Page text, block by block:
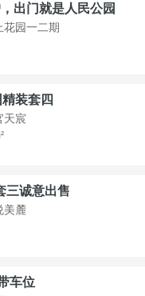
出门就是人民公园
花园一二期
装套四
天宸
三诚意出售
美麓
车位